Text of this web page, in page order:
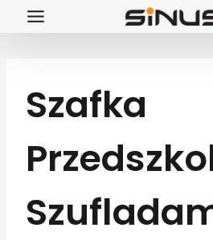
Przejdź
Szafka